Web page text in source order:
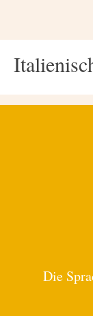
Die